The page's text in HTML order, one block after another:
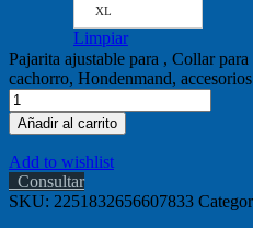
XL
Limpiar
Pajarita ajustable para , Collar
cachorro, Hondenmand,
Añadir al carrito
Add to wishlist
Consultar
SKU: 2251832656607833